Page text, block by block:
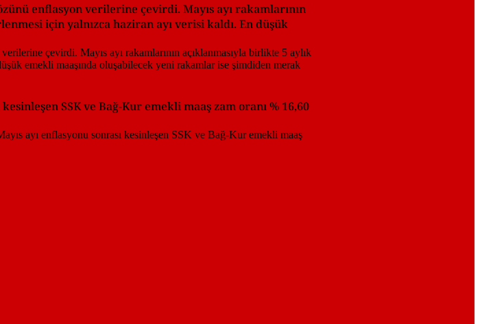
enflasyon verilerine çevirdi. Mayıs ayı rakamlarının
için yalnızca haziran ayı verisi kaldı. En düşük
SSK ve Bağ-Kur emekli maaş zam oranı % 16,60